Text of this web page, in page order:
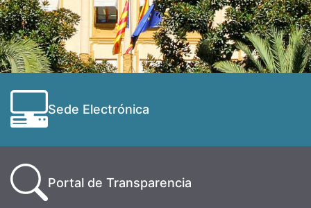
Sede Electrónica
Portal de Transparencia